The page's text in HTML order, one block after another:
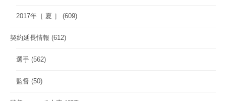
2017年［ 夏 ］ (609)
契約延長情報 (612)
選手 (562)
監督 (50)